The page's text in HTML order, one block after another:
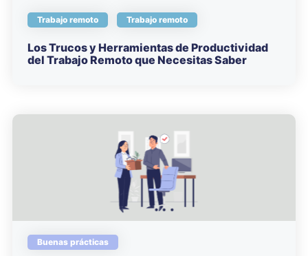
Trabajo remoto Trabajo remoto
Los Trucos y Herramientas de Productividad
del Trabajo Remoto que Necesitas Saber
Buenas prácticas